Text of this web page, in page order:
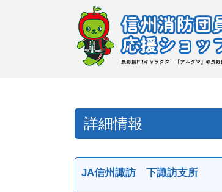
詳細情報
JA信州諏訪 下諏訪支所